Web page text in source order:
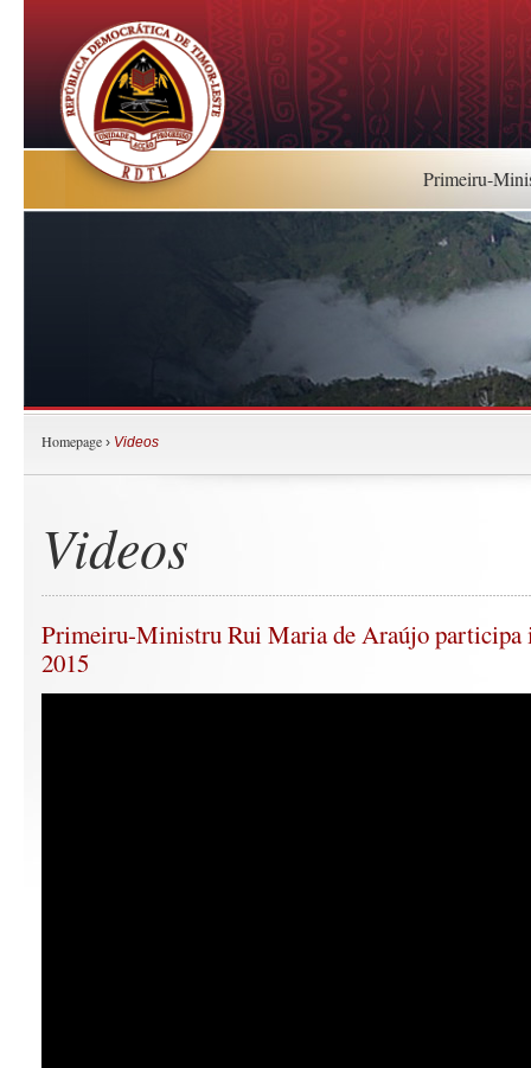
Primeiru-
Homepage › Videos
Videos
Primeiru-Ministru Rui Maria de Araújo participa
2015